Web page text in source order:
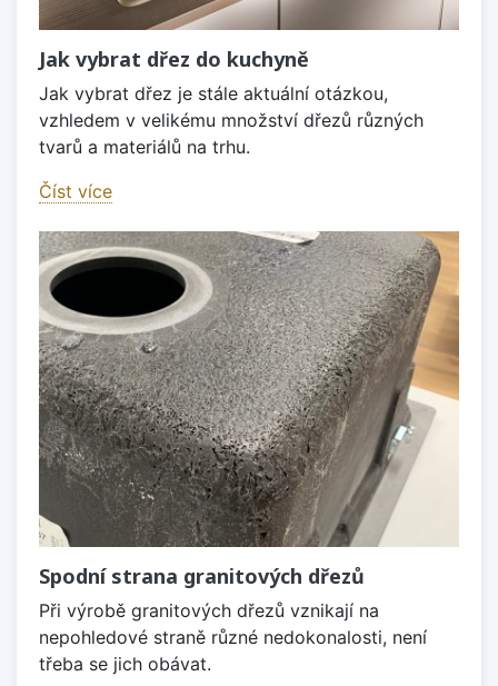
Jak vybrat dřez do kuchyně
Jak vybrat dřez je stále aktuální otázkou,
vzhledem v velikému množství dřezů různých
tvarů a materiálů na trhu.
Číst více
Spodní strana granitových dřezů
Při výrobě granitových dřezů vznikají na
nepohledové straně různé nedokonalosti, není
třeba se jich obávat.